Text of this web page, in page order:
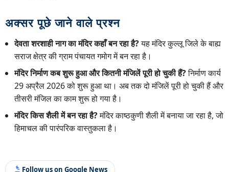
अक्सर पूछे जाने वाले प्रश्न
देवता शरशाही नाग का मंदिर कहाँ बन रहा है?यह मंदिर कुल्लू जिले के बाह्य
सराज क्षेत्र की ग्राम पंचायत गमोग में बन रहा है।
मंदिर निर्माण कब शुरू हुआ और कितनी मंजिलें पूरी हो चुकी हैं?निर्माण कार्य
29 अप्रैल 2026 को शुरू हुआ था। अब तक दो मंजिलें पूरी हो चुकी हैं और
तीसरी मंजिल का काम शुरू हो गया है।
मंदिर किस शैली में बन रहा है?मंदिर काष्ठकुणी शैली में बनाया जा रहा है, जो
हिमाचल की पारंपरिक वास्तुकला है।
Follow us on Google News